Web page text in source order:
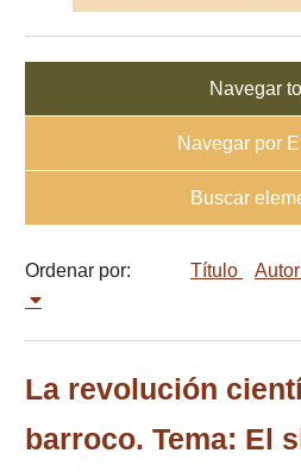
Navegar
Navegar por
Buscar
Ordenar por: Título Autor
La revolución
barroco. Tema: El